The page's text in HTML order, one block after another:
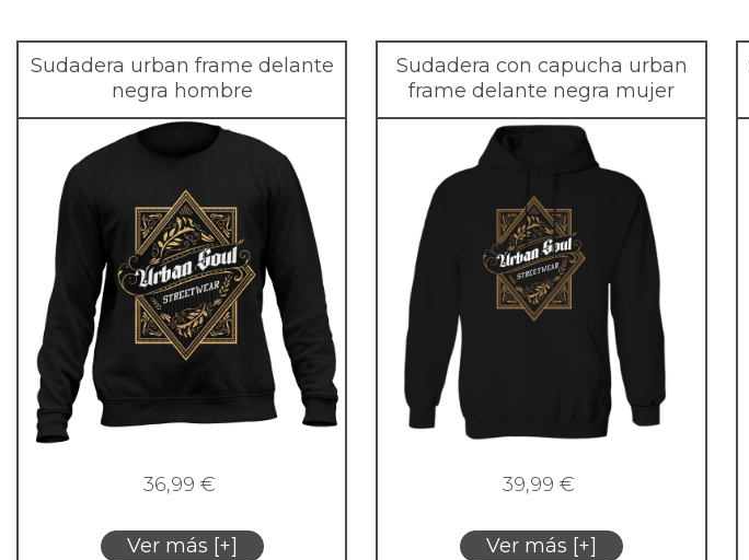
Sudadera urban frame delante
negra hombre
36,99 €
Ver más [+]
Sudadera con capucha urban
frame delante negra mujer
39,99 €
Ver más [+]